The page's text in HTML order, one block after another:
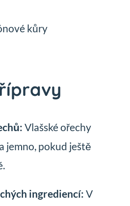
kůry
Vlašské ořechy
jemno, pokud ještě
ingrediencí:V